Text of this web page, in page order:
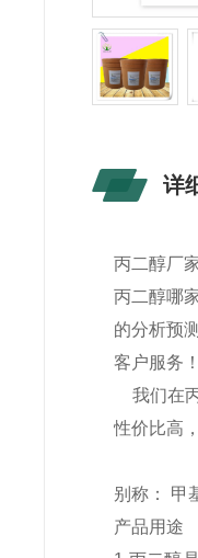
详
丙二醇厂
丙二醇哪
的分析预
客户服务
我们在
性价比高
别称： 甲
产品用途